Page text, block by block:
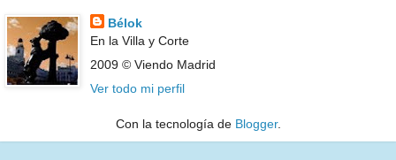
Bélok
En la Villa y Corte
2009 © Viendo Madrid
Ver todo mi perfil
Con la tecnología de Blogger.